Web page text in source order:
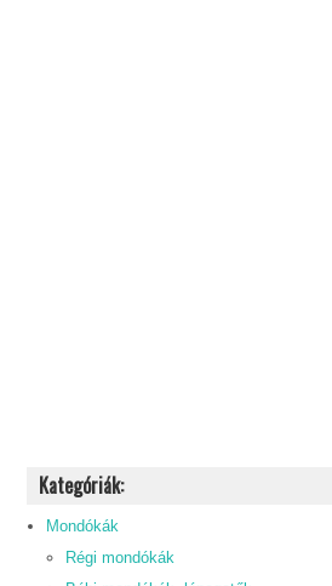
Kategóriák:
Mondókák
Régi mondókák